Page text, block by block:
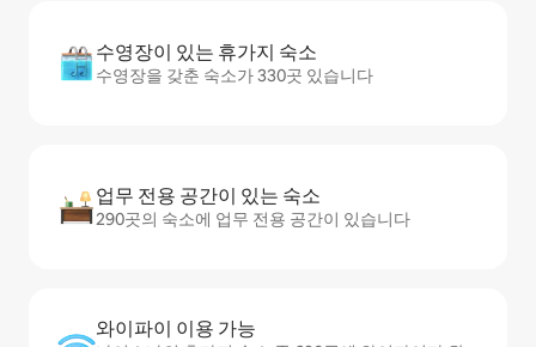
수영장이 있는 휴가지 숙소
수영장을 갖춘 숙소가 330곳 있습니다
업무 전용 공간이 있는 숙소
290곳의 숙소에 업무 전용 공간이 있습니다
와이파이 이용 가능